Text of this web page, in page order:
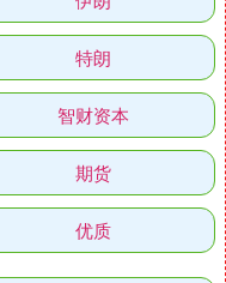
特朗
智财资本
期货
优质